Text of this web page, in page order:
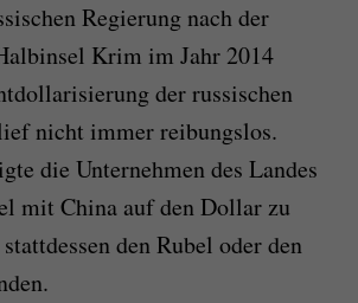
Regierung nach der
Krim im Jahr 2014
der russischen
nicht immer reibungslos.
die Unternehmen des Landes
mit China auf den Dollar zu
den Rubel oder den